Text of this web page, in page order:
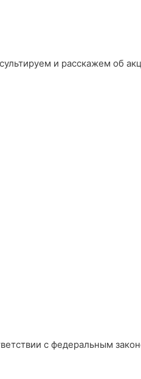
и расскажем об
с федеральным